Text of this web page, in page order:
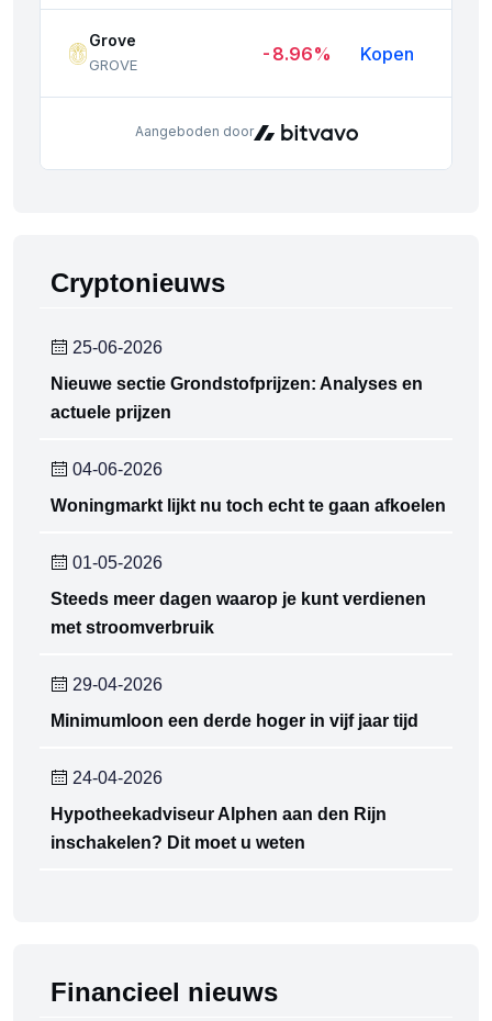
Cryptonieuws
25-06-2026
Nieuwe sectie Grondstofprijzen: Analyses en
actuele prijzen
04-06-2026
Woningmarkt lijkt nu toch echt te gaan afkoelen
01-05-2026
Steeds meer dagen waarop je kunt verdienen
met stroomverbruik
29-04-2026
Minimumloon een derde hoger in vijf jaar tijd
24-04-2026
Hypotheekadviseur Alphen aan den Rijn
inschakelen? Dit moet u weten
Financieel nieuws